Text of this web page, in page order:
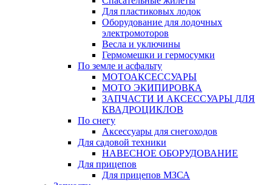
Для пластиковых лодок
Оборудование для лодочных
электромоторов
Весла и уключины
Гермомешки и гермосумки
По земле и асфальту
МОТОАКСЕССУАРЫ
МОТО ЭКИПИРОВКА
ЗАПЧАСТИ И АКСЕССУАРЫ ДЛЯ
КВАДРОЦИКЛОВ
По снегу
Аксессуары для снегоходов
Для садовой техники
НАВЕСНОЕ ОБОРУДОВАНИЕ
Для прицепов
Для прицепов МЗСА